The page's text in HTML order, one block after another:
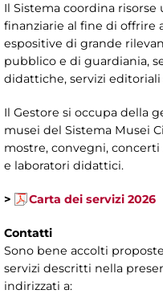
Il Sistema coordina
finanziarie al fine di offrire
espositive di grande
pubblico e di guardiania,
didattiche, servizi
Il Gestore si occupa della
musei del Sistema Musei
mostre, convegni,
e laboratori didattici.
> Carta dei servizi 2026
Contatti
Sono bene accolti
servizi descritti nella
indirizzati a: